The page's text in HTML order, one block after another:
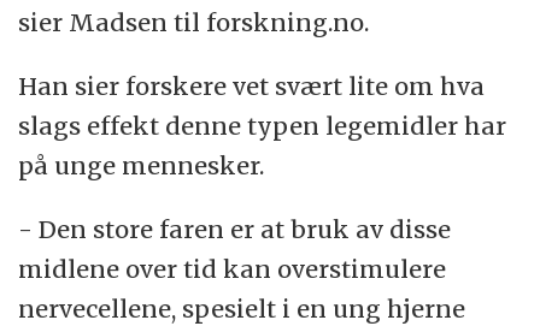
sier Madsen til forskning.no.
Han sier forskere vet svært lite om hva
slags effekt denne typen legemidler har
på unge mennesker.
- Den store faren er at bruk av disse
midlene over tid kan overstimulere
nervecellene, spesielt i en ung hjerne